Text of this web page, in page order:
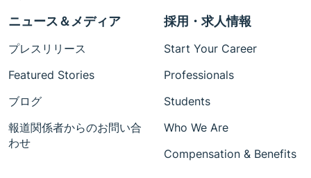
ニュース＆メディア
プレスリリース
Featured Stories
ブログ
報道関係者からのお問い合
わせ
採用・求人情報
Start Your Career
Professionals
Students
Who We Are
Compensation & Benefits